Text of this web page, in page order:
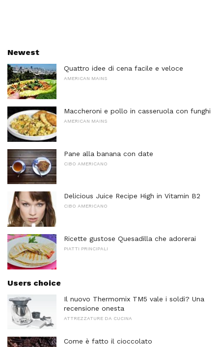
Newest
Quattro idee di cena facile e veloce
AMERICAN MAINS
Maccheroni e pollo in casseruola con funghi
AMERICAN MAINS
Pane alla banana con date
CIBO AMERICANO
Delicious Juice Recipe High in Vitamin B2
CIBO AMERICANO
Ricette gustose Quesadilla che adorerai
PIATTI PRINCIPALI
Users choice
Il nuovo Thermomix TM5 vale i soldi? Una
recensione onesta
ATTREZZATURE DA CUCINA
Come è fatto il cioccolato